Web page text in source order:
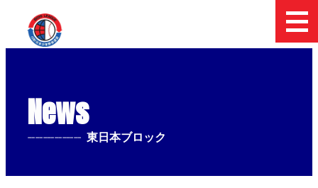
News
-------------- 東日本ブロック